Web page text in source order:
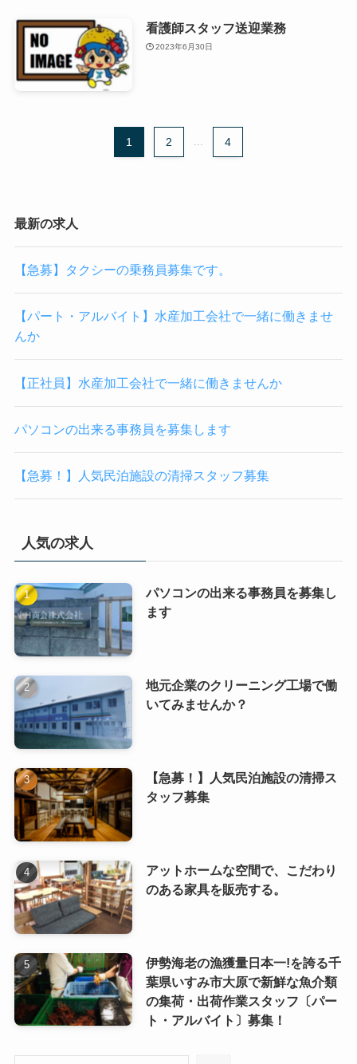
看護師スタッフ送迎業務
2023年6月30日
1 2 ... 4
最新の求人
【急募】タクシーの乗務員募集です。
【パート・アルバイト】水産加工会社で一緒に働きませ
んか
【正社員】水産加工会社で一緒に働きませんか
パソコンの出来る事務員を募集します
【急募！】人気民泊施設の清掃スタッフ募集
人気の求人
パソコンの出来る事務員を募集し
ます
地元企業のクリーニング工場で働
いてみませんか？
【急募！】人気民泊施設の清掃ス
タッフ募集
アットホームな空間で、こだわり
のある家具を販売する。
伊勢海老の漁獲量日本一!を誇る千
葉県いすみ市大原で新鮮な魚介類
の集荷・出荷作業スタッフ〔パー
ト・アルバイト〕募集！